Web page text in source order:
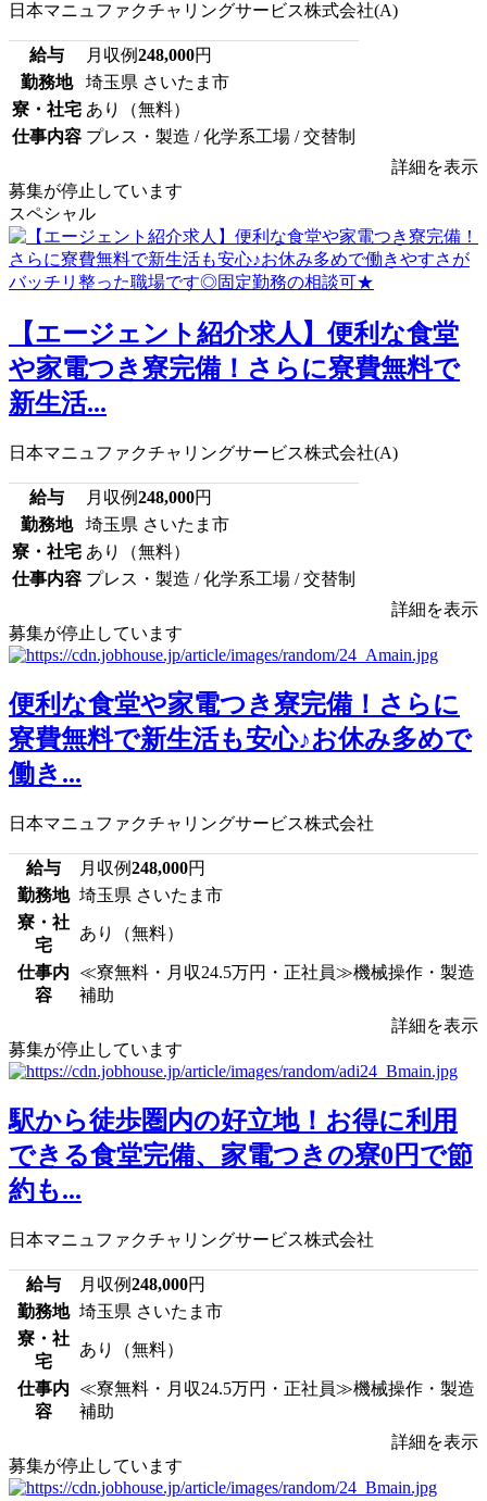
日本マニュファクチャリングサービス株式会社(A)
給与 月収例248,000円
勤務地
埼玉県 さいたま市
寮・社宅 あり（無料）
仕事内容 プレス・製造 / 化学系工場 / 交替制
詳細を表示
募集が停止しています
スペシャル
【エージェント紹介求人】便利な食堂
や家電つき寮完備！さらに寮費無料で
新生活...
日本マニュファクチャリングサービス株式会社(A)
給与 月収例248,000円
勤務地
埼玉県 さいたま市
寮・社宅 あり（無料）
仕事内容 プレス・製造 / 化学系工場 / 交替制
詳細を表示
募集が停止しています
便利な食堂や家電つき寮完備！さらに
寮費無料で新生活も安心♪お休み多めで
働き...
日本マニュファクチャリングサービス株式会社
給与 月収例248,000円
勤務地 埼玉県 さいたま市
寮・社
宅
あり（無料）
仕事内
容
≪寮無料・月収24.5万円・正社員≫機械操作・製造
補助
詳細を表示
募集が停止しています
駅から徒歩圏内の好立地！お得に利用
できる食堂完備、家電つきの寮0円で節
約も...
日本マニュファクチャリングサービス株式会社
給与 月収例248,000円
勤務地 埼玉県 さいたま市
寮・社
宅
あり（無料）
仕事内
容
≪寮無料・月収24.5万円・正社員≫機械操作・製造
補助
詳細を表示
募集が停止しています